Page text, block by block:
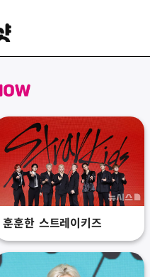
훈훈한 스트레이키즈